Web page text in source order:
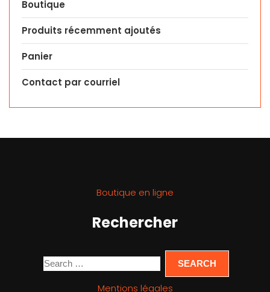
Boutique
Produits récemment ajoutés
Panier
Contact par courriel
Boutique en ligne
Rechercher
Mentions légales